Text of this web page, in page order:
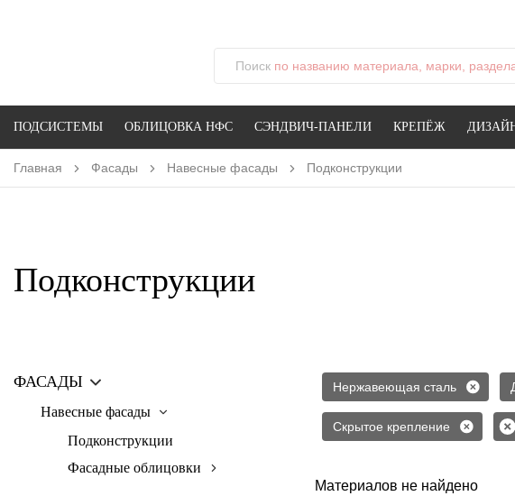
Поиск по названию материала, марки,
ПОДСИСТЕМЫ ОБЛИЦОВКА НФС СЭНДВИЧ-ПАНЕЛИ КРЕПЁЖ
Главная Фасады Навесные фасады Подконструкции
Подконструкции
ФАСАДЫ
Навесные фасады
Подконструкции
Фасадные облицовки
Нержавеющая сталь
Скрытое крепление
Материалов не найдено